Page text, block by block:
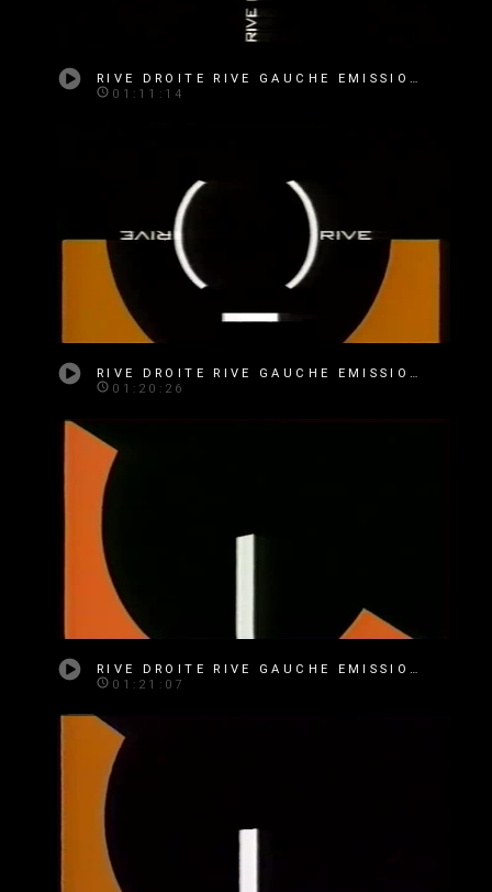
RIVE DROITE RIVE GAUCHE EMISSION 334
01:11:14
RIVE DROITE RIVE GAUCHE EMISSION 330
01:20:26
01:21:07